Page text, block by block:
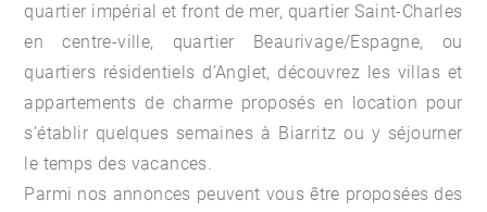
quartier impérial et front de mer, quartier Saint-Charles
en centre-ville, quartier Beaurivage/Espagne, ou
quartiers résidentiels d’Anglet, découvrez les villas et
appartements de charme proposés en location pour
s’établir quelques semaines à Biarritz ou y séjourner
le temps des vacances.
Parmi nos annonces peuvent vous être proposées des